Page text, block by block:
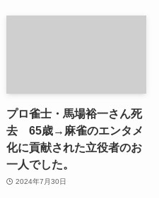
プロ雀士・馬場裕一さん死
去 65歳→麻雀のエンタメ
化に貢献された立役者のお
一人でした。
2024年7月30日